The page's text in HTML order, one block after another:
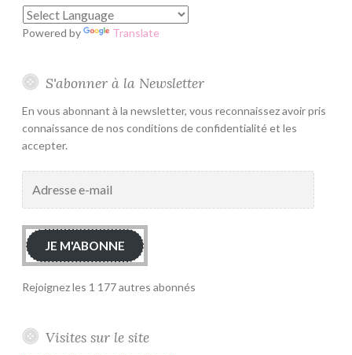
Powered by Translate
S'abonner à la Newsletter
En vous abonnant à la newsletter, vous reconnaissez avoir pris
connaissance de nos conditions de confidentialité et les
accepter.
mail
JE M'ABONNE
Rejoignez les 1 177 autres abonnés
Visites sur le site